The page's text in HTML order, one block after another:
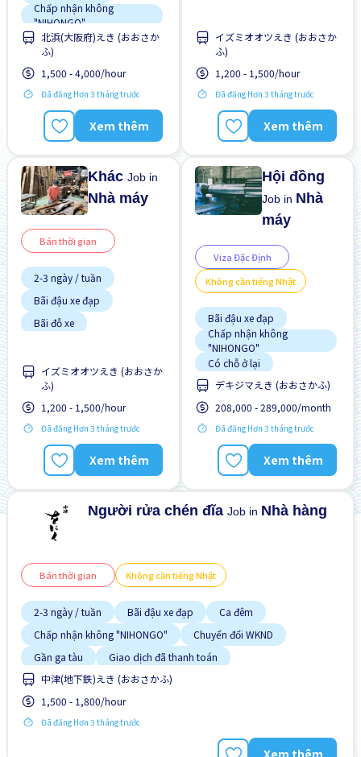
Chấp nhận không
"NIHONGO"
Chuyển đổi WKND
Cơ hội lương cao
Cơ hội thăng tiến
Giao dịch đã thanh toán
Hướng dẫn đào tạo dành
北浜(大阪府)えき (おおさか
ふ)
1,500 - 4,000/hour
Đã đăng Hơn 3 tháng trước
Xem thêm
Không cần kinh nghiệm
イズミオオツえき (おおさか
ふ)
1,200 - 1,500/hour
Đã đăng Hơn 3 tháng trước
Xem thêm
KhácJob in
Nhà máy
Bán thời gian
2-3 ngày / tuần
Bãi đậu xe đạp
Bãi đỗ xe
Gần ga tàu
Giao dịch đã thanh toán
Ít hơn theo thời gian
Không cần CV
Không cần kinh nghiệm
イズミオオツえき (おおさか
ふ)
1,200 - 1,500/hour
Đã đăng Hơn 3 tháng trước
Xem thêm
Hội đồng
Job in Nhà
máy
Viza Đặc Định
Không cần tiếng Nhật
Bãi đậu xe đạp
Chấp nhận không
"NIHONGO"
Có chỗ ở lại
Cơ hội lương cao
Cơ hội nhận việc làm toàn
thời gian
Cơ hội thăng tiến
Giao dịch đã thanh toán
Hỗ trợ bữa ăn
ngoài
デキジマえき (おおさかふ)
208,000 - 289,000/month
Đã đăng Hơn 3 tháng trước
Xem thêm
Người rửa chén đĩaJob in Nhà hàng
Bán thời gian Không cần tiếng Nhật
2-3 ngày / tuần Bãi đậu xe đạp
Ca đêm
Chấp nhận không "NIHONGO"
Chuyển đổi WKND
Gần ga tàu
Giao dịch đã thanh toán
Ít hơn theo thời gian
Không cần kinh nghiệm
中津(地下鉄)えき (おおさかふ)
1,500 - 1,800/hour
Đã đăng Hơn 3 tháng trước
Xem thêm